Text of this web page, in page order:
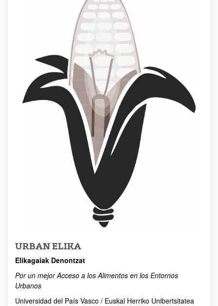
URBAN ELIKA
Elikagaiak Denontzat
Por un mejor Acceso a los Alimentos en los Entornos
Urbanos
Universidad del País Vasco / Euskal Herriko Unibertsitatea